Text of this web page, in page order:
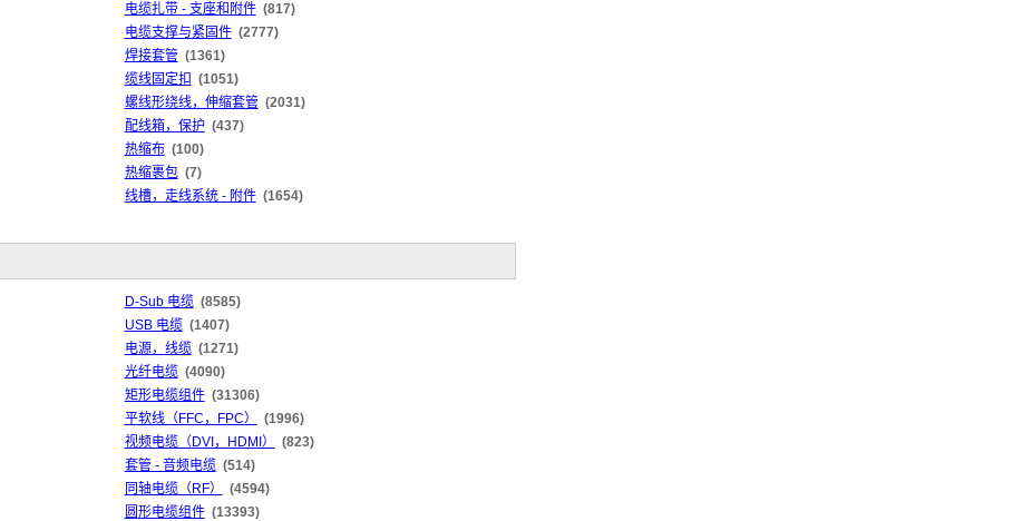
电缆扎带 - 支座和附件 (817)
电缆支撑与紧固件 (2777)
焊接套管 (1361)
缆线固定扣 (1051)
螺线形绕线，伸缩套管 (2031)
配线箱，保护 (437)
热缩布 (100)
热缩裹包 (7)
线槽，走线系统 - 附件 (1654)
D-Sub 电缆 (8585)
USB 电缆 (1407)
电源，线缆 (1271)
光纤电缆 (4090)
矩形电缆组件 (31306)
平软线（FFC，FPC）
(1996)
视频电缆（DVI，HDMI）
(823)
套管 - 音频电缆 (514)
同轴电缆（RF）
(4594)
圆形电缆组件 (13393)